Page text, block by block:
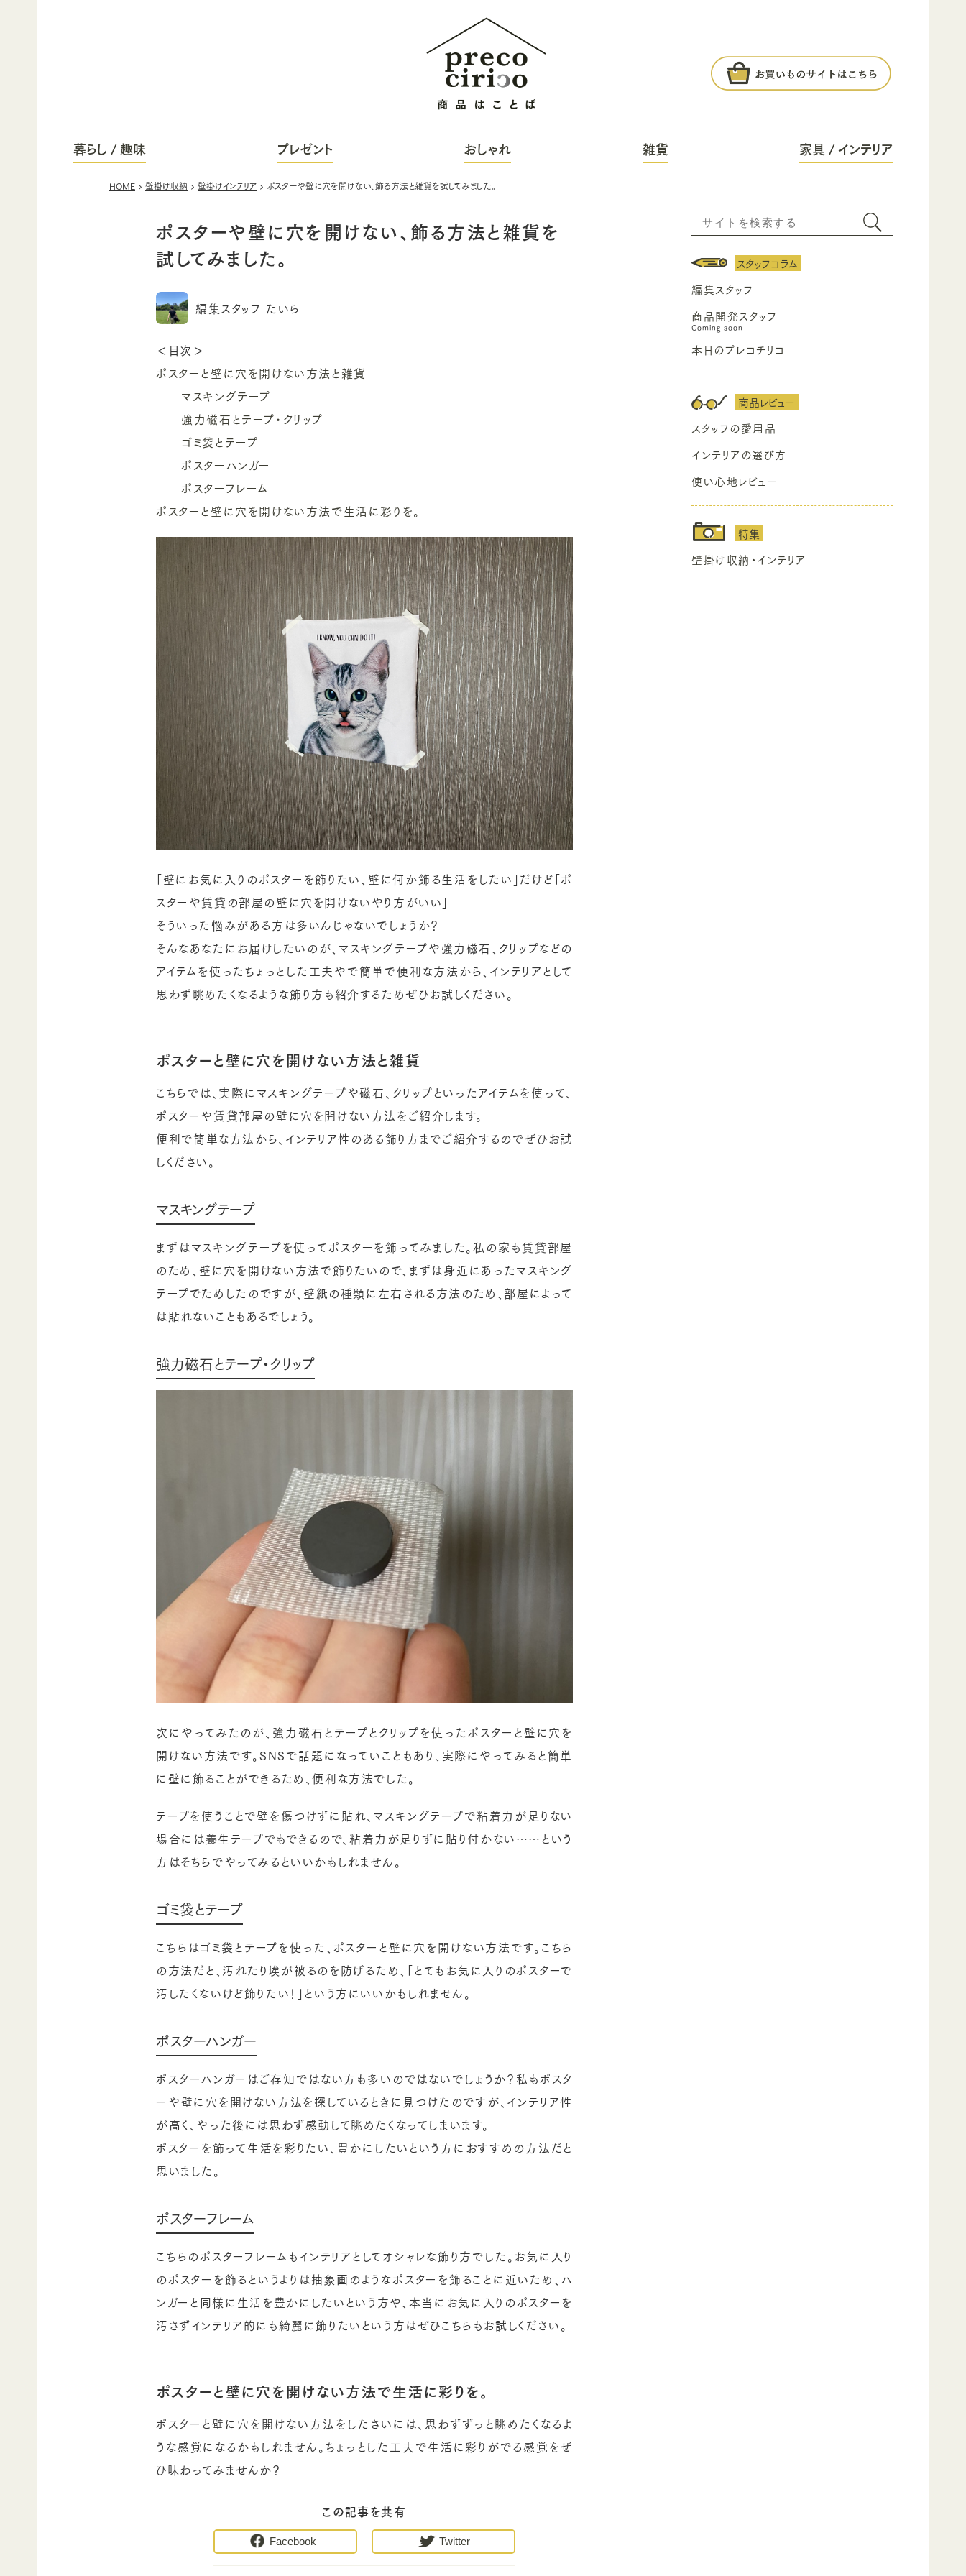
暮らし / 趣味 プレゼント おしゃれ 雑貨 家具 / インテリア
HOME 壁掛け収納 壁掛けインテリア ポスターや壁に穴を開けない、飾る方法と雑貨を試してみました。
ポスターや壁に穴を開けない、飾る方法と雑貨を
試してみました。
編集スタッフ たいら
＜目次＞
ポスターと壁に穴を開けない方法と雑貨
マスキングテープ
強力磁石とテープ・クリップ
ゴミ袋とテープ
ポスターハンガー
ポスターフレーム
ポスターと壁に穴を開けない方法で生活に彩りを。
「壁にお気に入りのポスターを飾りたい、壁に何か飾る生活をしたい」だけど「ポ
スターや賃貸の部屋の壁に穴を開けないやり方がいい」
そういった悩みがある方は多いんじゃないでしょうか？
そんなあなたにお届けしたいのが、マスキングテープや強力磁石、クリップなどの
アイテムを使ったちょっとした工夫やで簡単で便利な方法から、インテリアとして
思わず眺めたくなるような飾り方も紹介するためぜひお試しください。
ポスターと壁に穴を開けない方法と雑貨
こちらでは、実際にマスキングテープや磁石、クリップといったアイテムを使って、
ポスターや賃貸部屋の壁に穴を開けない方法をご紹介します。
便利で簡単な方法から、インテリア性のある飾り方までご紹介するのでぜひお試
しください。
マスキングテープ
まずはマスキングテープを使ってポスターを飾ってみました。私の家も賃貸部屋
のため、壁に穴を開けない方法で飾りたいので、まずは身近にあったマスキング
テープでためしたのですが、壁紙の種類に左右される方法のため、部屋によって
は貼れないこともあるでしょう。
強力磁石とテープ・クリップ
次にやってみたのが、強力磁石とテープとクリップを使ったポスターと壁に穴を
開けない方法です。SNSで話題になっていこともあり、実際にやってみると簡単
に壁に飾ることができるため、便利な方法でした。
テープを使うことで壁を傷つけずに貼れ、マスキングテープで粘着力が足りない
場合には養生テープでもできるので、粘着力が足りずに貼り付かない……という
方はそちらでやってみるといいかもしれません。
ゴミ袋とテープ
こちらはゴミ袋とテープを使った、ポスターと壁に穴を開けない方法です。こちら
の方法だと、汚れたり埃が被るのを防げるため、「とてもお気に入りのポスターで
汚したくないけど飾りたい！」という方にいいかもしれません。
ポスターハンガー
ポスターハンガーはご存知ではない方も多いのではないでしょうか？私もポスタ
ーや壁に穴を開けない方法を探しているときに見つけたのですが、インテリア性
が高く、やった後には思わず感動して眺めたくなってしまいます。
ポスターを飾って生活を彩りたい、豊かにしたいという方におすすめの方法だと
思いました。
ポスターフレーム
こちらのポスターフレームもインテリアとしてオシャレな飾り方でした。お気に入り
のポスターを飾るというよりは抽象画のようなポスターを飾ることに近いため、ハ
ンガーと同様に生活を豊かにしたいという方や、本当にお気に入りのポスターを
汚さずインテリア的にも綺麗に飾りたいという方はぜひこちらもお試しください。
ポスターと壁に穴を開けない方法で生活に彩りを。
ポスターと壁に穴を開けない方法をしたさいには、思わずずっと眺めたくなるよ
うな感覚になるかもしれません。ちょっとした工夫で生活に彩りがでる感覚をぜ
ひ味わってみませんか？
この記事を共有
Facebook Twitter
スタッフコラム
編集スタッフ
商品開発スタッフ
本日のプレコチリコ
商品レビュー
スタッフの愛用品
インテリアの選び方
使い心地レビュー
特集
壁掛け収納・インテリア